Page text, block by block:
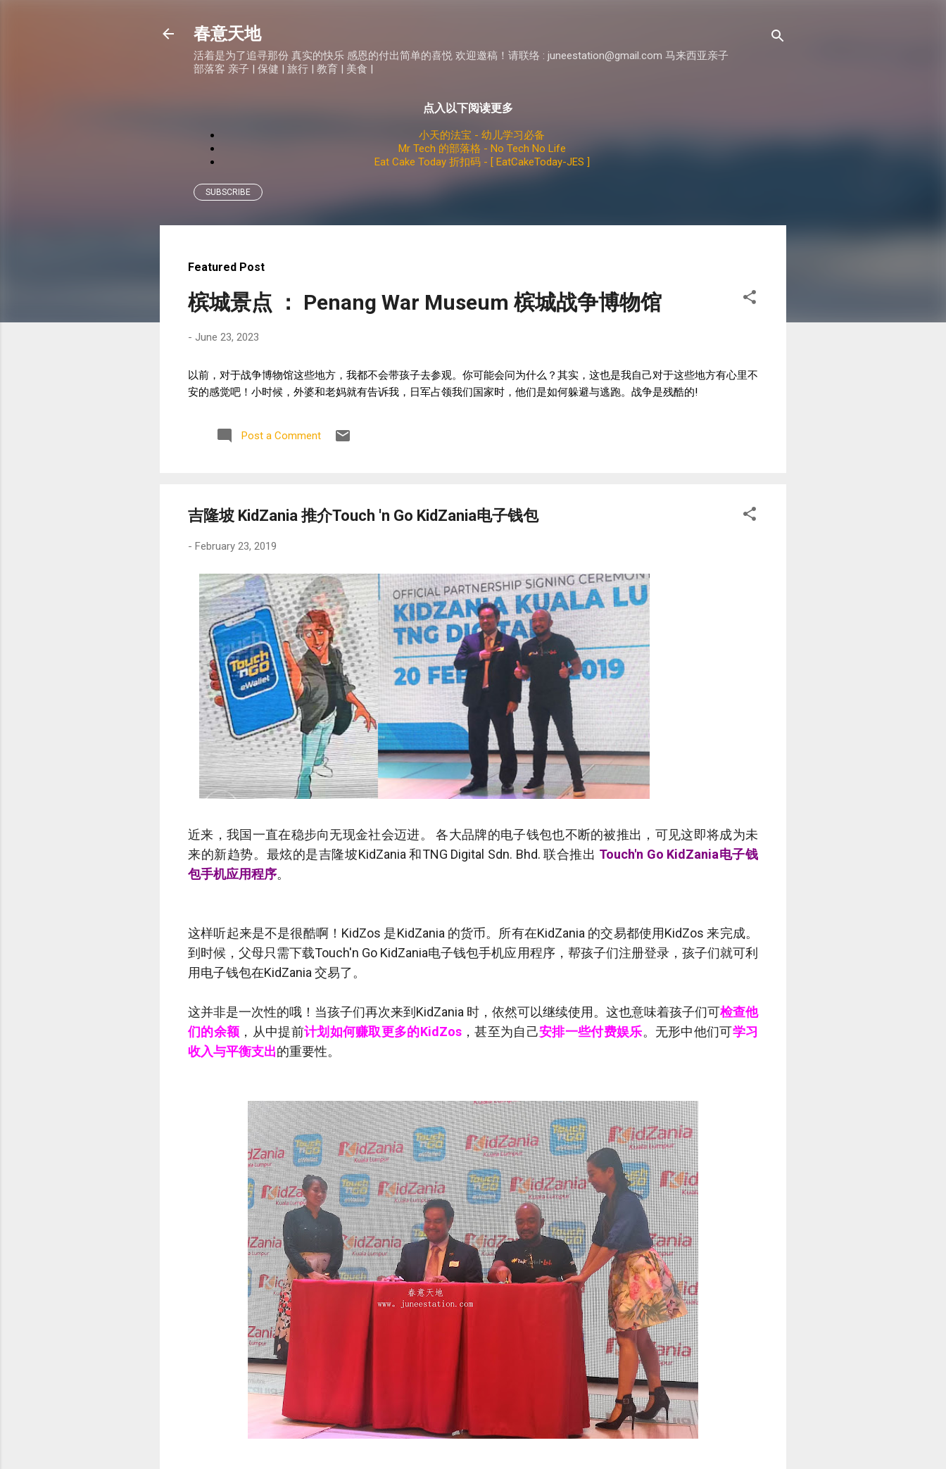
春意天地
活着是为了追寻那份 真实的快乐 感恩的付出简单的喜悦 欢迎邀稿！请联络 : juneestation@gmail.com 马来西亚亲子
部落客 亲子 | 保健 | 旅行 | 教育 | 美食 |
点入以下阅读更多
小天的法宝 - 幼儿学习必备
Mr Tech 的部落格 - No Tech No Life
Eat Cake Today 折扣码 - [ EatCakeToday-JES ]
SUBSCRIBE
Featured Post
槟城景点 ： Penang War Museum 槟城战争博物馆
- June 23, 2023
以前，对于战争博物馆这些地方，我都不会带孩子去参观。你可能会问为什么？其实，这也是我自己对于这些地方有心里不
安的感觉吧！小时候，外婆和老妈就有告诉我，日军占领我们国家时，他们是如何躲避与逃跑。战争是残酷的!
Post a Comment
吉隆坡 KidZania 推介Touch 'n Go KidZania电子钱包
- February 23, 2019
近来，我国一直在稳步向无现金社会迈进。 各大品牌的电子钱包也不断的被推出，可见这即将成为未
来的新趋势。最炫的是吉隆坡KidZania 和TNG Digital Sdn. Bhd. 联合推出 Touch'n Go KidZania电子钱
包手机应用程序。
这样听起来是不是很酷啊！KidZos 是KidZania 的货币。所有在KidZania 的交易都使用KidZos 来完成。
到时候，父母只需下载Touch'n Go KidZania电子钱包手机应用程序，帮孩子们注册登录，孩子们就可利
用电子钱包在KidZania 交易了。
这并非是一次性的哦！当孩子们再次来到KidZania 时，依然可以继续使用。这也意味着孩子们可检查他
们的余额 ，从中提前计划如何赚取更多的KidZos，甚至为自己安排一些付费娱乐。无形中他们可学习
收入与平衡支出的重要性。